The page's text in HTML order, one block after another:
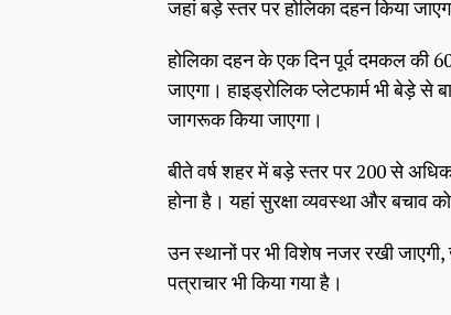
जहां बड़े स्तर पर होलिका दहन किया
होलिका दहन के एक दिन पूर्व दमकल की 60
जाएगा। हाइड्रोलिक प्लेटफार्म भी बेड़े
जागरूक किया जाएगा।
बीते वर्ष शहर में बड़े स्तर पर 200 से अधिक
होना है। यहां सुरक्षा व्यवस्था और
उन स्थानों पर भी विशेष नजर रखी
पत्राचार भी किया गया है।